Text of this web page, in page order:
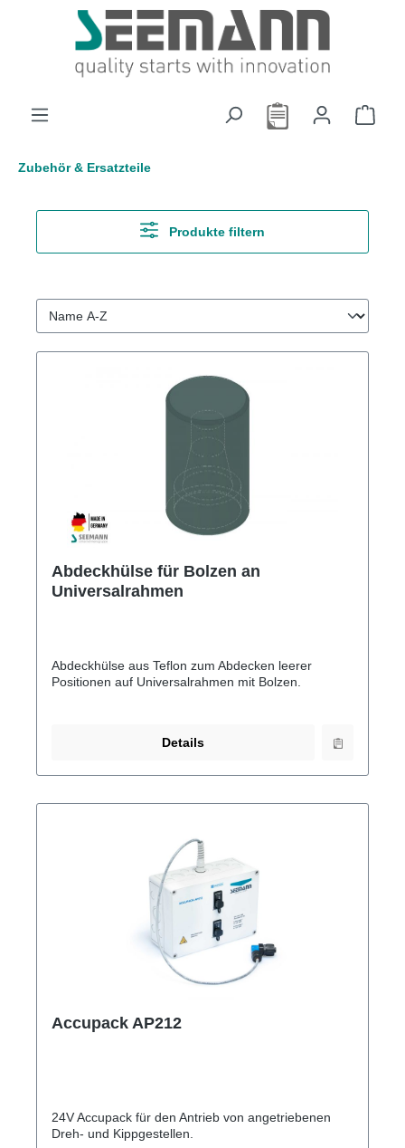
springen
Zubehör & Ersatzteile
Produkte filtern
Abdeckhülse für Bolzen an
Universalrahmen
Abdeckhülse aus Teflon zum Abdecken leerer
Positionen auf Universalrahmen mit Bolzen.
Details
Accupack AP212
24V Accupack für den Antrieb von angetriebenen
Dreh- und Kippgestellen.